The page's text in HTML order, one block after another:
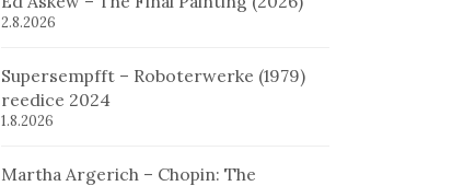
2.8.2026
Supersempfft – Roboterwerke (1979)
reedice 2024
1.8.2026
Martha Argerich – Chopin: The